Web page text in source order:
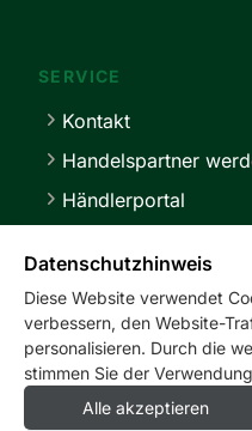
SERVICE
Kontakt
Handelspartner
Händlerportal
service@master-
Datenschutzhinweis
Diese Website verwendet
verbessern, den Website-
personalisieren. Durch die
stimmen Sie der
Alle akzeptieren